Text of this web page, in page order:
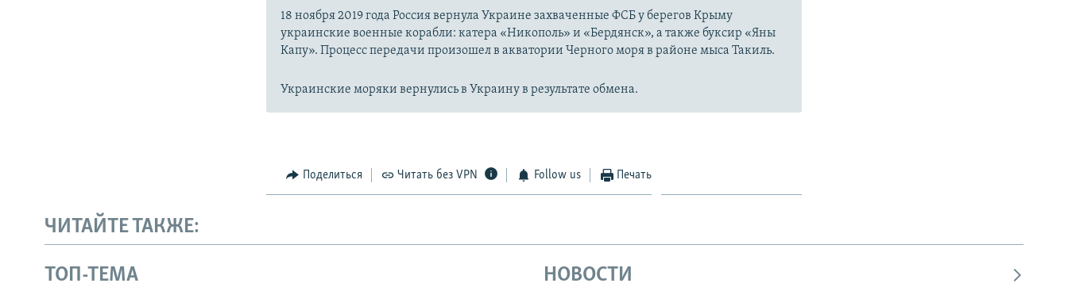
18 ноября 2019 года Россия вернула Украине захваченные ФСБ у берегов Крыму
украинские военные корабли: катера «Никополь» и «Бердянск», а также буксир «Яны
Капу». Процесс передачи произошел в акватории Черного моря в районе мыса Такиль.
Украинские моряки вернулись в Украину в результате обмена.
Поделиться Читать без VPN Follow us Печать
ЧИТАЙТЕ ТАКЖЕ:
ТОП-ТЕМА НОВОСТИ